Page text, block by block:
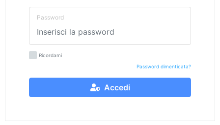
Password
Ricordami
Password dimenticata?
Accedi